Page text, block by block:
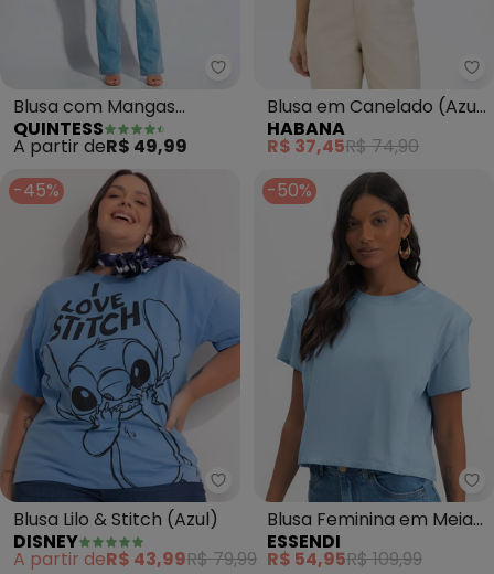
Quintess - Blusa com Mangas
Blusa com Mangas
Curtas (Oceano Azul)
QUINTESS
A partir deR$ 49,99
Blusa em Canelado (Azul
)
HABANA
R$ 37,45R$ 74,90
-45%
Disney - Blusa Lilo & Stitch
Blusa Lilo & Stitch (Azul)
DISNEY
A partir deR$ 43,99R$ 79,99
-50%
Blusa Feminina em Meia
Malha (Azul)
ESSENDI
R$ 54,95R$ 109,99